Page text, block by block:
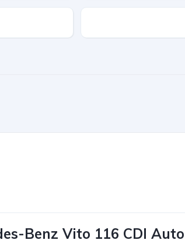
Benz Vito 116 CDI